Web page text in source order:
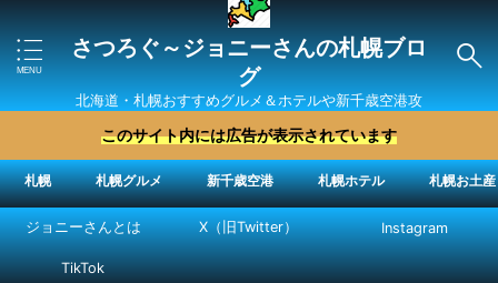
さつろぐ～ジョニーさんの札幌ブロ
グ
北海道・札幌おすすめグルメ＆ホテルや新千歳空港攻
略法を紹介 ″ジョニーさん“で検索
このサイト内には広告が表示されています
札幌 札幌グルメ 新千歳空港 札幌ホテル 札幌お土産
ジョニーさんとは X（旧Twitter） Instagram
TikTok